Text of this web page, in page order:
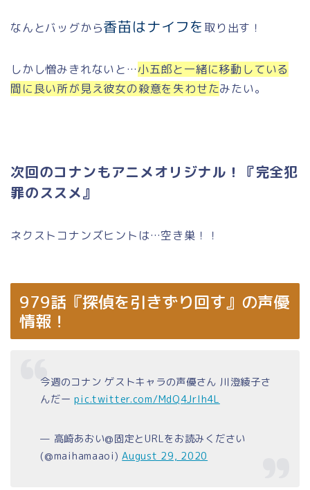
なんとバッグから香苗はナイフを 取り出す！
しかし憎みきれないと…小五郎と一緒に移動している
間に良い所が見え彼女の殺意を失わせたみたい。
次回のコナンもアニメオリジナル！『完全犯
罪のススメ』
ネクストコナンズヒントは…空き巣！！
979話『探偵を引きずり回す』の声優
情報！
今週のコナン ゲストキャラの声優さん 川澄綾子さ
んだーpic.twitter.com/MdQ4Jrlh4L
— 高崎あおい@固定とURLをお読みください
(@maihamaaoi)August 29, 2020